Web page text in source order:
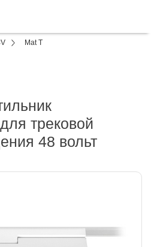
Mat T
трековой
48 вольт